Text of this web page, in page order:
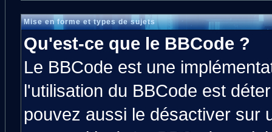
Mise en forme et types de sujets
Qu'est-ce que le BBCode ?
Le BBCode est une
l'utilisation du BBCode est
pouvez aussi le désactiver sur